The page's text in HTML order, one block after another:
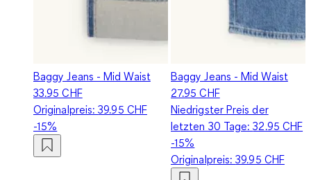
Baggy Jeans - Mid Waist
33.95 CHF
Originalpreis:39.95 CHF
-15%
Baggy Jeans - Mid Waist
27.95 CHF
Niedrigster Preis der
letzten 30 Tage:32.95 CHF
-15%
Originalpreis:39.95 CHF